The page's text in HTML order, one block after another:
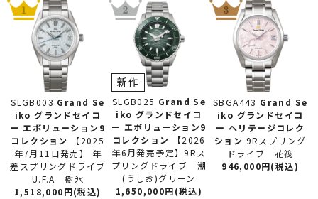
SLGB003 Grand Se
iko グランドセイコ
ー エボリューション9
コレクション
【2025
年7月11日発売】 年
差スプリングドライブ
U.F.A 樹氷
1,518,000円(税込)
SLGB025 Grand Se
iko グランドセイコ
ー エボリューション9
コレクション
【2026
年6月発売予定】9Rス
プリングドライブ 潮
(うしお)グリーン
新作
1,650,000円(税込)
SBGA443 Grand Se
iko グランドセイコ
ー ヘリテージコレク
ション 9Rスプリング
ドライブ 花筏
946,000円(税込)